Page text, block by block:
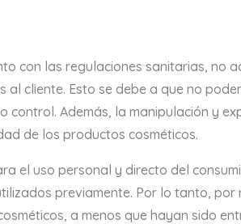
con las regulaciones sanitarias, no
cliente. Esto se debe a que no
Además, la manipulación y
de los productos cosméticos.
el uso personal y directo del
previamente. Por lo tanto, por
a menos que hayan sido